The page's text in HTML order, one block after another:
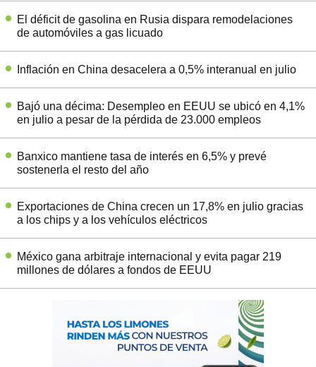
El déficit de gasolina en Rusia dispara remodelaciones
de automóviles a gas licuado
Inflación en China desacelera a 0,5% interanual en julio
Bajó una décima: Desempleo en EEUU se ubicó en 4,1%
en julio a pesar de la pérdida de 23.000 empleos
Banxico mantiene tasa de interés en 6,5% y prevé
sostenerla el resto del año
Exportaciones de China crecen un 17,8% en julio gracias
a los chips y a los vehículos eléctricos
México gana arbitraje internacional y evita pagar 219
millones de dólares a fondos de EEUU